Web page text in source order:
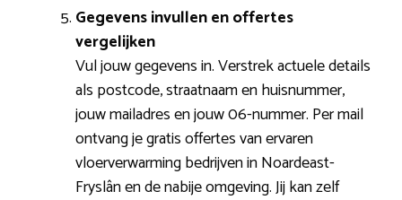
Gegevens invullen en offertes
vergelijken
Vul jouw gegevens in. Verstrek actuele details
als postcode, straatnaam en huisnummer,
jouw mailadres en jouw 06-nummer. Per mail
ontvang je gratis offertes van ervaren
vloerverwarming bedrijven in Noardeast-
Fryslân en de nabije omgeving. Jij kan zelf